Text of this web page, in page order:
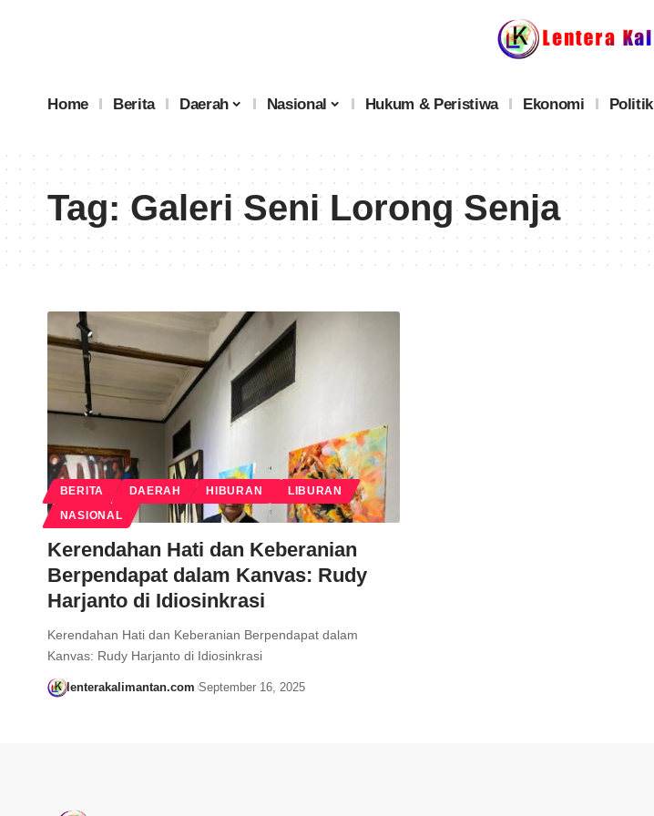
Home Berita Daerah Nasional Hukum & Peristiwa Ekonomi Politik
Tag:Galeri Seni Lorong Senja
BERITA DAERAH HIBURAN LIBURAN
NASIONAL
Kerendahan Hati dan Keberanian
Berpendapat dalam Kanvas: Rudy
Harjanto di Idiosinkrasi
Kerendahan Hati dan Keberanian Berpendapat dalam
Kanvas: Rudy Harjanto di Idiosinkrasi
lenterakalimantan.com September 16, 2025